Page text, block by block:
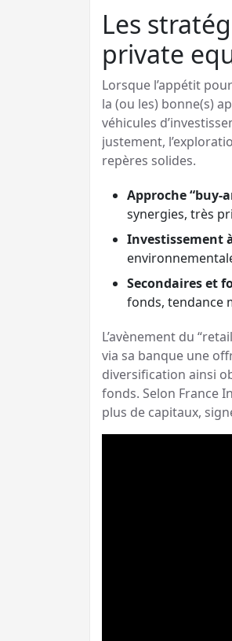
Les
private
Lorsque l’appétit
la (ou les) bonne(s)
véhicules
justement,
repères solides.
Approche “buy-
synergies, très
Investissement
Secondaires et
fonds, tendance
L’avènement du
via sa banque une
diversification ainsi
fonds. Selon France
plus de capitaux,